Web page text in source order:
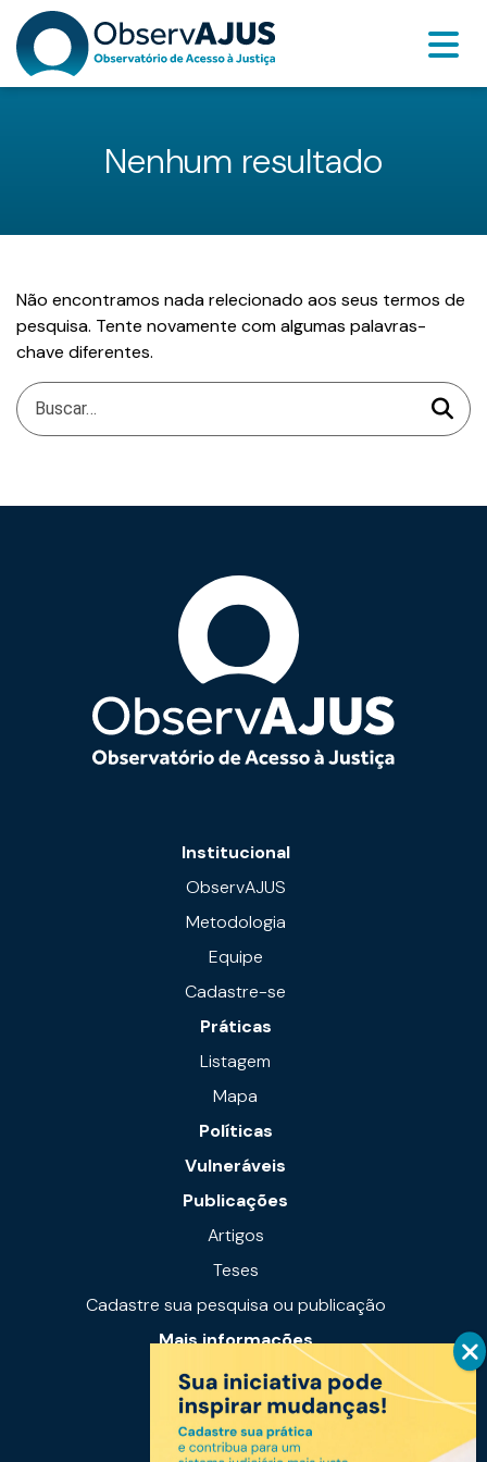
Nenhum resultado
Não encontramos nada relecionado aos seus termos de
pesquisa. Tente novamente com algumas palavras-
chave diferentes.
Institucional
ObservAJUS
Metodologia
Equipe
Cadastre-se
Práticas
Listagem
Mapa
Políticas
Vulneráveis
Publicações
Artigos
Teses
Cadastre sua pesquisa ou publicação
Mais informações
Notícias
Links úteis
Fale conosco